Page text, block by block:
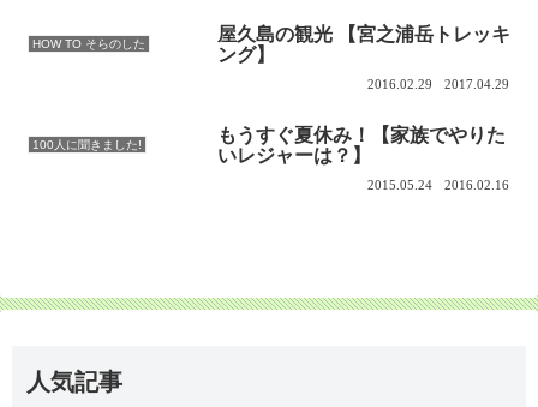
HOW TO そらのした
屋久島の観光 【宮之浦岳トレッキ
ング】
2016.02.29 2017.04.29
100人に聞きました!
もうすぐ夏休み！【家族でやりた
いレジャーは？】
2015.05.24 2016.02.16
人気記事